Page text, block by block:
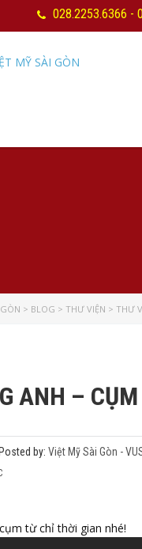
028.2253.6366 -
> BLOG > THƯ VIỆN > THƯ
ANH –
Posted by: Việt Mỹ Sài Gòn -
từ chỉ thời gian nhé!